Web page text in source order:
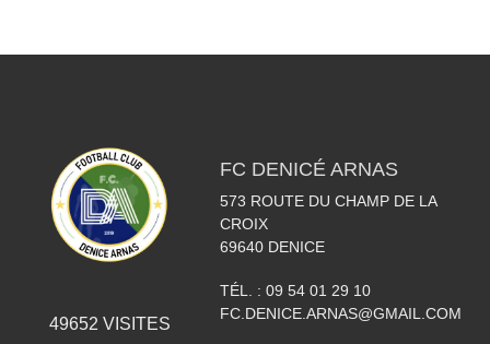
49652 VISITES
FC DENICÉ ARNAS
573 ROUTE DU CHAMP DE LA
CROIX
69640 DENICE
TÉL. : 09 54 01 29 10
FC.DENICE.ARNAS@GMAIL.COM